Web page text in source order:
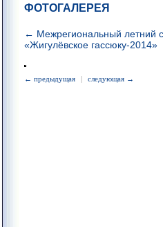
ФОТОГАЛЕРЕЯ
← Межрегиональный летний
«Жигулёвское гассюку-2014»
← предыдущая | следующая →